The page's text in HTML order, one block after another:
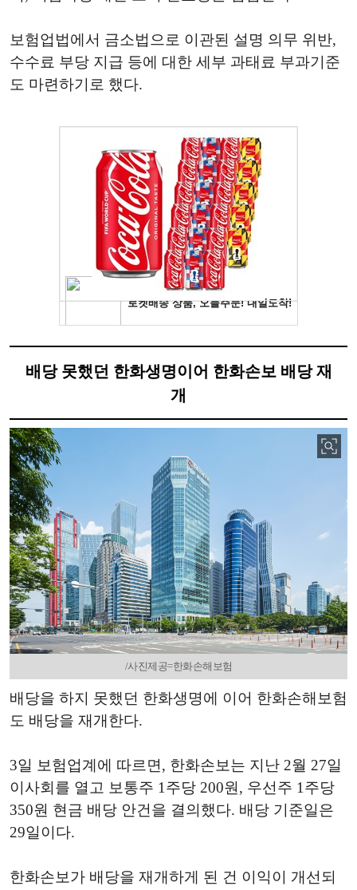
보험업법에서 금소법으로 이관된 설명 의무 위반,
수수료 부당 지급 등에 대한 세부 과태료 부과기준
도 마련하기로 했다.
배당 못했던 한화생명이어 한화손보 배당 재
개
/사진제공=한화손해보험
배당을 하지 못했던 한화생명에 이어 한화손해보험
도 배당을 재개한다.
3일 보험업계에 따르면, 한화손보는 지난 2월 27일
이사회를 열고 보통주 1주당 200원, 우선주 1주당
350원 현금 배당 안건을 결의했다. 배당 기준일은
29일이다.
한화손보가 배당을 재개하게 된 건 이익이 개선되